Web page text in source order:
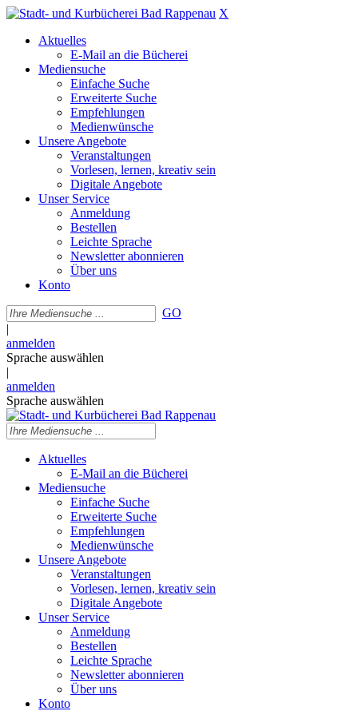
X
Aktuelles
E-Mail an die Bücherei
Mediensuche
Einfache Suche
Erweiterte Suche
Empfehlungen
Medienwünsche
Unsere Angebote
Veranstaltungen
Vorlesen, lernen, kreativ sein
Digitale Angebote
Unser Service
Anmeldung
Bestellen
Leichte Sprache
Newsletter abonnieren
Über uns
Konto
GO
|
anmelden
Sprache auswählen
|
anmelden
Sprache auswählen
Aktuelles
E-Mail an die Bücherei
Mediensuche
Einfache Suche
Erweiterte Suche
Empfehlungen
Medienwünsche
Unsere Angebote
Veranstaltungen
Vorlesen, lernen, kreativ sein
Digitale Angebote
Unser Service
Anmeldung
Bestellen
Leichte Sprache
Newsletter abonnieren
Über uns
Konto